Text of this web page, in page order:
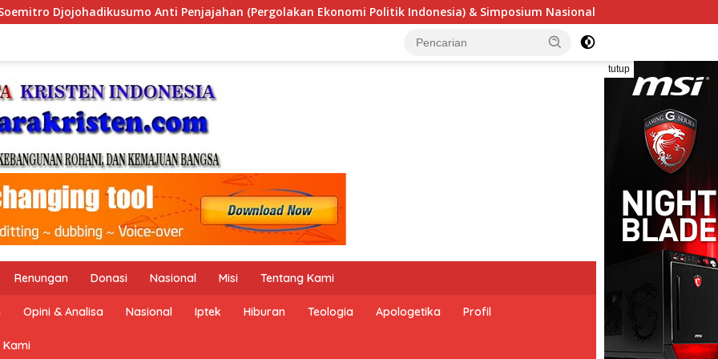
Ekonomi Politik Indonesia) & Simposium Nasional “Urgensi Undang-Undang Perekonomian Nasional dan
tutup
Renungan Donasi Nasional Misi Tentang Kami
Opini & Analisa Nasional Iptek Hiburan Teologia Apologetika Profil
Kami